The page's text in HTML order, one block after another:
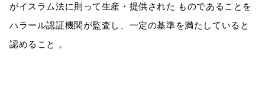
がイスラム法に則って生産・提供された ものであることを
ハラール認証機関が監査し、一定の基準を満たしていると
認めること 。